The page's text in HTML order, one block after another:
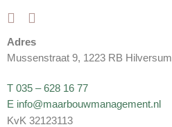
Adres
Mussenstraat 9, 1223 RB Hilversum
T 035 – 628 16 77
E info@maarbouwmanagement.nl
KvK 32123113